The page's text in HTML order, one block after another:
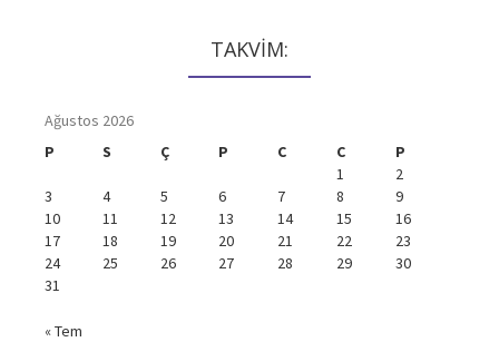
TAKVİM:
Ağustos 2026
P
S Ç P C C
P
1
2
3
4 5 6 7 8
9
10
11 12 13 14 15
16
17
18 19 20 21 22
23
24
25 26 27 28 29
30
31
« Tem